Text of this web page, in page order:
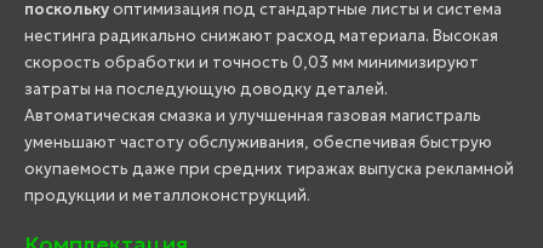
посколькуоптимизация под стандартные листы и система
нестинга радикально снижают расход материала. Высокая
скорость обработки и точность 0,03 мм минимизируют
затраты на последующую доводку деталей.
Автоматическая смазка и улучшенная газовая магистраль
уменьшают частоту обслуживания, обеспечивая быструю
окупаемость даже при средних тиражах выпуска рекламной
продукции и металлоконструкций.